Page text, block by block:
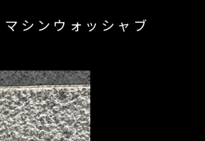
シンウォッシャブ